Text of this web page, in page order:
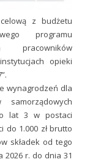
z budżetu
programu
pracowników
opieki
wynagrodzeń dla
lat 3 w postaci
do 1.000 zł brutto
składek od tego
r. do dnia 31